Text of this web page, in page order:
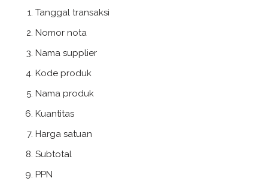
Tanggal transaksi
Nomor nota
Nama supplier
Kode produk
Nama produk
Kuantitas
Harga satuan
Subtotal
PPN